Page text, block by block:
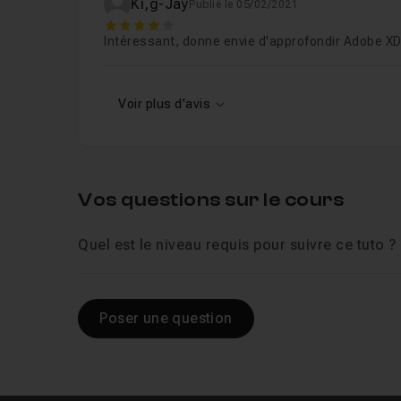
Ki,g-Jay Publié le 05/02/2021
4
Intéressant, donne envie d'approfondir Adobe XD
Voir plus d'avis
Vos questions sur le cours
Quel est le niveau requis pour suivre ce tuto ?
Poser une question